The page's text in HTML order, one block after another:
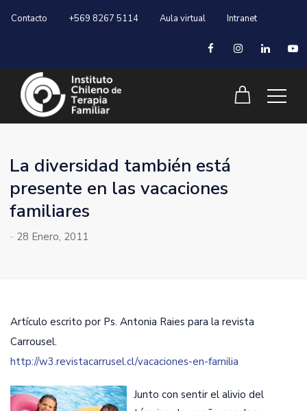
Contacto +569 8267 5114 Aula virtual Intranet
La diversidad también está
presente en las vacaciones
familiares
- 28 Enero, 2011
Artículo escrito por Ps. Antonia Raies para la revista
Carrousel.
http://w3.revistacarrusel.cl/vacaciones-en-familia
Junto con sentir el alivio del